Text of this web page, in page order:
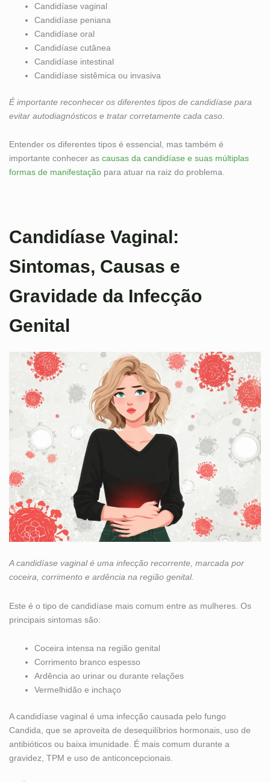
Candidíase vaginal
Candidíase peniana
Candidíase oral
Candidíase cutânea
Candidíase intestinal
Candidíase sistêmica ou invasiva
É importante reconhecer os diferentes tipos de candidíase para
evitar autodiagnósticos e tratar corretamente cada caso.
Entender os diferentes tipos é essencial, mas também é
importante conhecer as causas da candidíase e suas múltiplas
formas de manifestação para atuar na raiz do problema.
Candidíase Vaginal:
Sintomas, Causas e
Gravidade da Infecção
Genital
A candidíase vaginal é uma infecção recorrente, marcada por
coceira, corrimento e ardência na região genital.
Este é o tipo de candidíase mais comum entre as mulheres. Os
principais sintomas são:
Coceira intensa na região genital
Corrimento branco espesso
Ardência ao urinar ou durante relações
Vermelhidão e inchaço
A candidíase vaginal é uma infecção causada pelo fungo
Candida, que se aproveita de desequilíbrios hormonais, uso de
antibióticos ou baixa imunidade. É mais comum durante a
gravidez, TPM e uso de anticoncepcionais.